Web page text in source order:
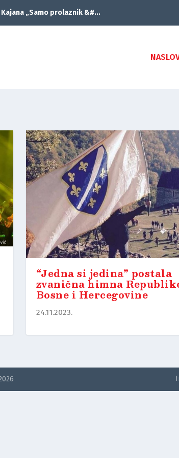
„Samo prolaznik &#...
“Jedna si jedina” postala
zvanična himna
Bosne i Hercegovine
24.11.2023.